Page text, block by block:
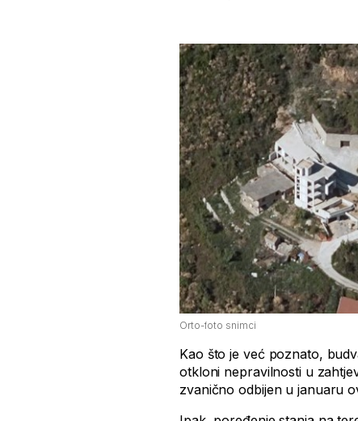
Orto-foto snimci
Kao što je već poznato,
otkloni nepravilnosti u
zvanično odbijen u januaru